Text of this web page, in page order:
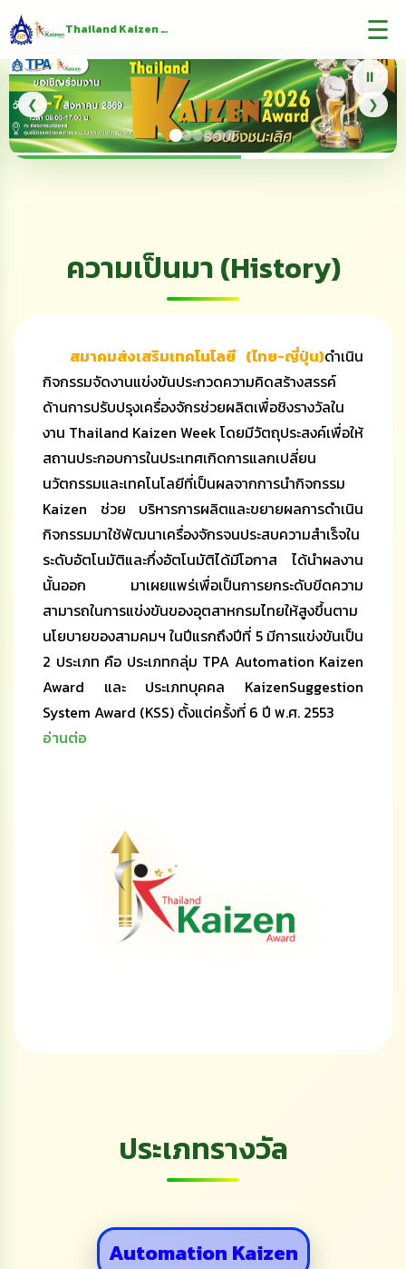
Thailand Kaizen Award ☰
❮ ❯
⏸
ความเป็นมา (History)
สมาคมส่งเสริมเทคโนโลยี (ไทย-ญี่ปุ่น)ดำเนิน
กิจกรรมจัดงานแข่งขันประกวดความคิดสร้างสรรค์
ด้านการปรับปรุงเครื่องจักรช่วยผลิตเพื่อชิงรางวัลใน
งาน Thailand Kaizen Week โดยมีวัตถุประสงค์เพื่อให้
สถานประกอบการในประเทศเกิดการแลกเปลี่ยน
นวัตกรรมและเทคโนโลยีที่เป็นผลจากการนำกิจกรรม
Kaizen ช่วย บริหารการผลิตและขยายผลการดำเนิน
กิจกรรมมาใช้พัฒนาเครื่องจักรจนประสบความสำเร็จใน
ระดับอัตโนมัติและกึ่งอัตโนมัติได้มีโอกาส ได้นำผลงาน
นั้นออก มาเผยแพร่เพื่อเป็นการยกระดับขีดความ
สามารถในการแข่งขันของอุตสาหกรมไทยให้สูงขึ้นตาม
นโยบายของสามคมฯ ในปีแรกถึงปีที่ 5 มีการแข่งขันเป็น
2 ประเภท คือ ประเภทกลุ่ม TPA Automation Kaizen
Award และ ประเภทบุคคล KaizenSuggestion
System Award (KSS) ตั้งแต่ครั้งที่ 6 ปี พ.ศ. 2553
อ่านต่อ
ประเภทรางวัล
Automation Kaizen